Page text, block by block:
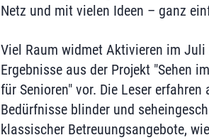
Netz und mit vielen Ideen – ganz
Viel Raum widmet Aktivieren im
Ergebnisse aus der Projekt "Sehen
für Senioren" vor. Die Leser
Bedürfnisse blinder und
klassischer Betreuungsangebote,